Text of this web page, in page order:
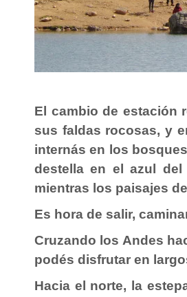
El cambio de estación
sus faldas rocosas, y
internás en los
destella en el azul del
mientras los paisajes
Es hora de salir,
Cruzando los Andes
podés disfrutar en
Hacia el norte, la